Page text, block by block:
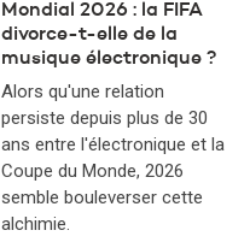
Mondial 2026 : la FIFA
divorce-t-elle de la
musique électronique ?
Alors qu'une relation
persiste depuis plus de 30
ans entre l'électronique et la
Coupe du Monde, 2026
semble bouleverser cette
alchimie.